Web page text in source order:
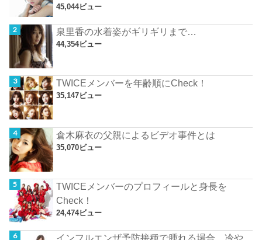
45,044ビュー
泉里香の水着姿がギリギリまで…
44,354ビュー
TWICEメンバーを年齢順にCheck！
35,147ビュー
倉木麻衣の父親によるビデオ事件とは
35,070ビュー
TWICEメンバーのプロフィールと身長を
Check！
24,474ビュー
インフルエンザ予防接種で腫れる場合、冷や